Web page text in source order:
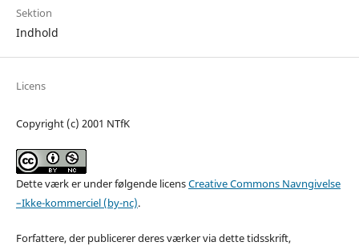
Sektion
Indhold
Licens
Copyright (c) 2001 NTfK
Dette værk er under følgende licensCreative Commons Navngivelse
–Ikke-kommerciel (by-nc).
Forfattere, der publicerer deres værker via dette tidsskrift,